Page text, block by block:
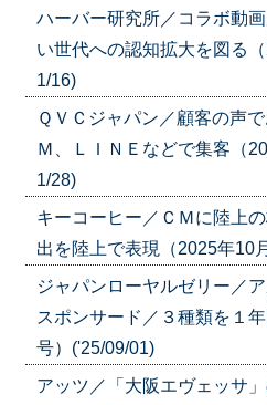
ハーバー研究所／コラボ動
い世代への認知拡大を図る
1/16)
ＱＶＣジャパン／顧客の声
Ｍ、ＬＩＮＥなどで集客（
1/28)
キーコーヒー／ＣＭに陸上
出を陸上で表現（2025年10
ジャパンローヤルゼリー／
スポンサード／３種類を１
号）('25/09/01)
アッツ／「大阪エヴェッサ